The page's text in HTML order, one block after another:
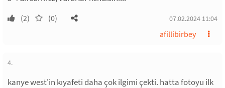
(2) (0) 07.02.2024 11:04
afillibirbey
4.
kanye west'in kıyafeti daha çok ilgimi çekti. hatta fotoyu ilk